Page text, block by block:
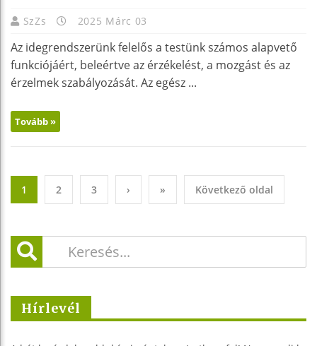
SzZs 2025 Márc 03
Az idegrendszerünk felelős a testünk számos alapvető
funkciójáért, beleértve az érzékelést, a mozgást és az
érzelmek szabályozását. Az egész ...
Tovább »
1 2 3 › » Következő oldal
Hírlevél